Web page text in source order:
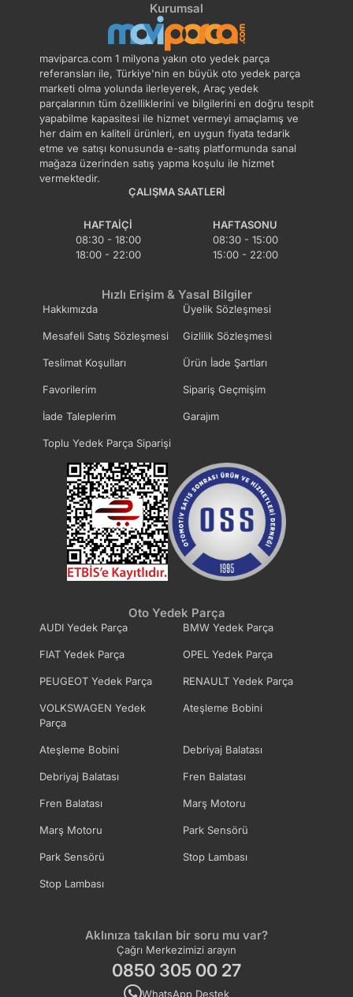
Kurumsal
maviparca.com 1 milyona yakın oto yedek parça
referansları ile, Türkiye'nin en büyük oto yedek parça
marketi olma yolunda ilerleyerek, Araç yedek
parçalarının tüm özelliklerini ve bilgilerini en doğru tespit
yapabilme kapasitesi ile hizmet vermeyi amaçlamış ve
her daim en kaliteli ürünleri, en uygun fiyata tedarik
etme ve satışı konusunda e-satış platformunda sanal
mağaza üzerinden satış yapma koşulu ile hizmet
vermektedir.
ÇALIŞMA SAATLERI
HAFTAIÇI
08:30 - 18:00
18:00 - 22:00
HAFTASONU
08:30 - 15:00
15:00 - 22:00
Hızlı Erişim & Yasal Bilgiler
Hakkımızda Üyelik Sözleşmesi
Mesafeli Satış Sözleşmesi Gizlilik Sözleşmesi
Teslimat Koşulları Ürün İade Şartları
Favorilerim Sipariş Geçmişim
İade Taleplerim Garajım
Toplu Yedek Parça Siparişi
Oto Yedek Parça
AUDI Yedek Parça BMW Yedek Parça
FIAT Yedek Parça OPEL Yedek Parça
PEUGEOT Yedek Parça RENAULT Yedek Parça
VOLKSWAGEN Yedek
Parça
Ateşleme Bobini
Ateşleme Bobini Debriyaj Balatası
Debriyaj Balatası Fren Balatası
Fren Balatası Marş Motoru
Marş Motoru Park Sensörü
Park Sensörü Stop Lambası
Stop Lambası
Aklınıza takılan bir soru mu var?
Çağrı Merkezimizi arayın
0850 305 00 27
WhatsApp Destek